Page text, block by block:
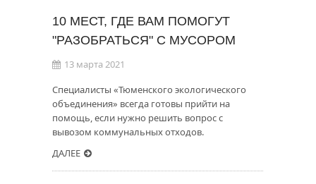
10 МЕСТ, ГДЕ ВАМ ПОМОГУТ
"РАЗОБРАТЬСЯ" С МУСОРОМ
13 марта 2021
Специалисты «Тюменского экологического
объединения» всегда готовы прийти на
помощь, если нужно решить вопрос с
вывозом коммунальных отходов.
ДАЛЕЕ